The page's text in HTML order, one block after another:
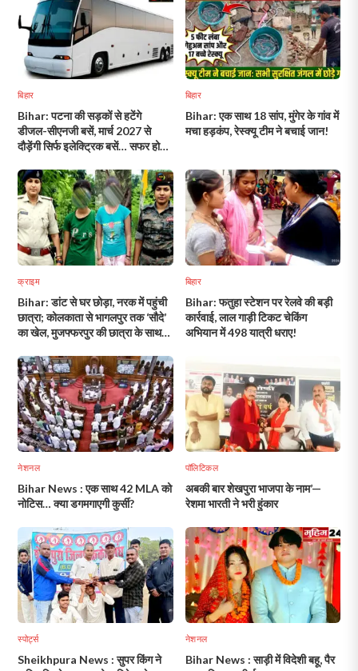
बिहार
Bihar: पटना की सड़कों से हटेंगे
डीजल-सीएनजी बसें, मार्च 2027 से
दौड़ेंगी सिर्फ इलेक्ट्रिक बसें… सफर होगा
बिहार
Bihar: एक साथ 18 सांप, मुंगेर के गांव में
मचा हड़कंप, रेस्क्यू टीम ने बचाई जान!
क्राइम
Bihar: डांट से घर छोड़ा, नरक में पहुंची
छात्रा; कोलकाता से भागलपुर तक ‘सौदे’
का खेल, मुजफ्फरपुर की छात्रा के साथ
बिहार
Bihar: फतुहा स्टेशन पर रेलवे की बड़ी
कार्रवाई, लाल गाड़ी टिकट चेकिंग
अभियान में 498 यात्री धराए!
नेशनल
Bihar News : एक साथ 42 MLA को
नोटिस… क्या डगमगाएगी कुर्सी?
पॉलिटिकल
अबकी बार शेखपुरा भाजपा के नाम’—
रेशमा भारती ने भरी हुंकार
स्पोर्ट्स
Sheikhpura News : सुपर किंग ने
नेशनल
Bihar News : साड़ी में विदेशी बहू, पैर